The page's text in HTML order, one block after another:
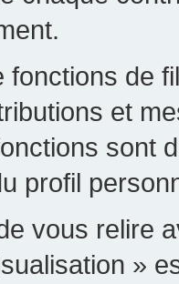
fonctions de
et
sont
profil
vous relire
»